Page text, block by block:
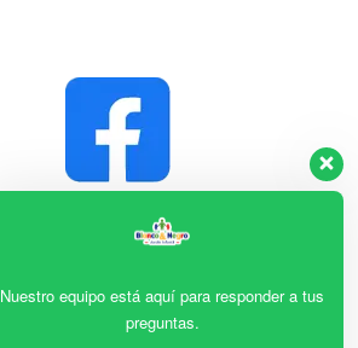
Nuestro equipo está aquí para responder a tus
preguntas.